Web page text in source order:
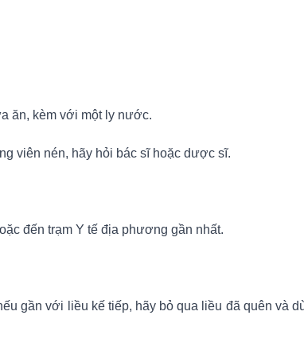
ăn, kèm với một ly nước.
viên nén, hãy hỏi bác sĩ hoặc dược sĩ.
đến trạm Y tế địa phương gần nhất.
gần với liều kế tiếp, hãy bỏ qua liều đã quên và